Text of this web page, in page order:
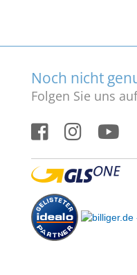
Noch nicht
Folgen Sie uns